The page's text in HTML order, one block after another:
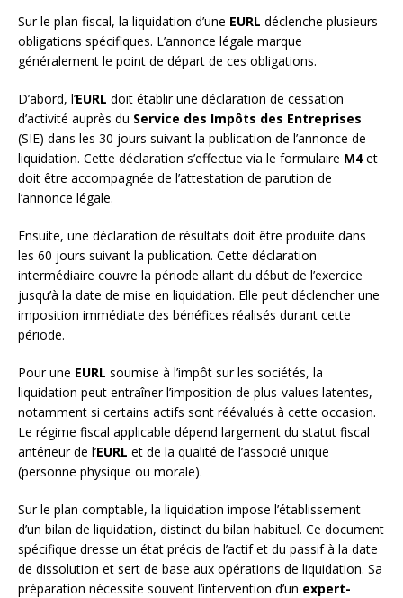
Sur le plan fiscal, la liquidation d’une EURL déclenche plusieurs
obligations spécifiques. L’annonce légale marque
généralement le point de départ de ces obligations.
D’abord, l’EURL doit établir une déclaration de cessation
d’activité auprès du Service des Impôts des Entreprises
(SIE) dans les 30 jours suivant la publication de l’annonce de
liquidation. Cette déclaration s’effectue via le formulaire M4et
doit être accompagnée de l’attestation de parution de
l’annonce légale.
Ensuite, une déclaration de résultats doit être produite dans
les 60 jours suivant la publication. Cette déclaration
intermédiaire couvre la période allant du début de l’exercice
jusqu’à la date de mise en liquidation. Elle peut déclencher une
imposition immédiate des bénéfices réalisés durant cette
période.
Pour une EURL soumise à l’impôt sur les sociétés, la
liquidation peut entraîner l’imposition de plus-values latentes,
notamment si certains actifs sont réévalués à cette occasion.
Le régime fiscal applicable dépend largement du statut fiscal
antérieur de l’EURL et de la qualité de l’associé unique
(personne physique ou morale).
Sur le plan comptable, la liquidation impose l’établissement
d’un bilan de liquidation, distinct du bilan habituel. Ce document
spécifique dresse un état précis de l’actif et du passif à la date
de dissolution et sert de base aux opérations de liquidation. Sa
préparation nécessite souvent l’intervention d’un expert-